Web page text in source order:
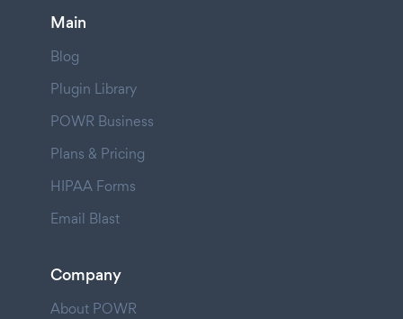
Main
Blog
Plugin Library
POWR Business
Plans & Pricing
HIPAA Forms
Email Blast
Company
About POWR